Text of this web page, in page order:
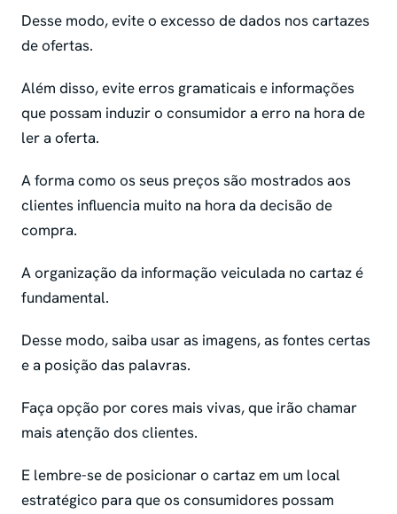
Desse modo, evite o excesso de dados nos cartazes
de ofertas.
Além disso, evite erros gramaticais e informações
que possam induzir o consumidor a erro na hora de
ler a oferta.
A forma como os seus preços são mostrados aos
clientes influencia muito na hora da decisão de
compra.
A organização da informação veiculada no cartaz é
fundamental.
Desse modo, saiba usar as imagens, as fontes certas
e a posição das palavras.
Faça opção por cores mais vivas, que irão chamar
mais atenção dos clientes.
E lembre-se de posicionar o cartaz em um local
estratégico para que os consumidores possam